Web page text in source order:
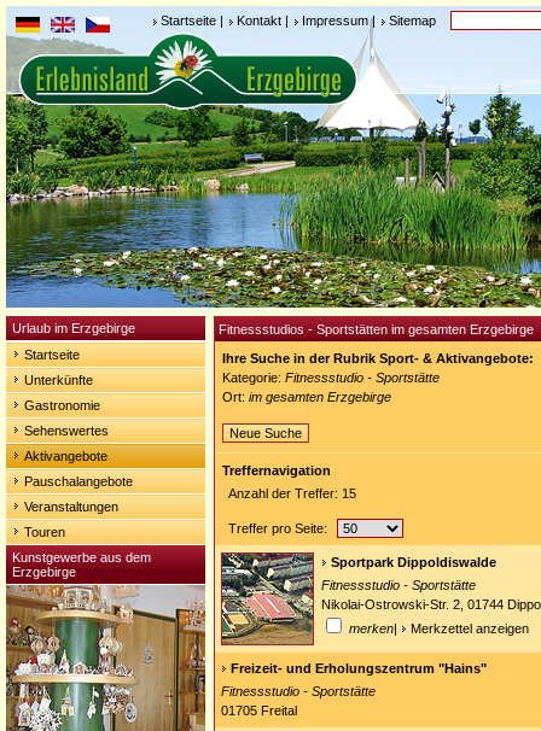
Startseite | Kontakt | Impressum| Sitemap
Urlaub im Erzgebirge
Startseite
Unterkünfte
Gastronomie
Sehenswertes
Aktivangebote
Pauschalangebote
Veranstaltungen
Touren
Kunstgewerbe aus dem
Erzgebirge
Fitnessstudios - Sportstätten im gesamten Erzgebirge
Ihre Suche in der Rubrik Sport- & Aktivangebote:
Kategorie: Fitnessstudio - Sportstätte
Ort: im gesamten Erzgebirge
Neue Suche
Treffernavigation
Anzahl der Treffer: 15
Treffer pro Seite:
Sportpark Dippoldiswalde
Fitnessstudio - Sportstätte
Nikolai-Ostrowski-Str. 2, 01744
merken| Merkzettel anzeigen
Freizeit- und Erholungszentrum "Hains"
Fitnessstudio - Sportstätte
01705 Freital